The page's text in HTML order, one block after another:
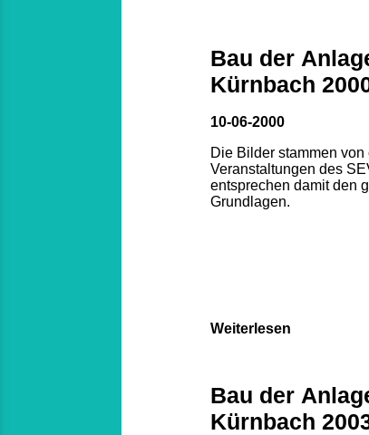
Bau der
Kürnbach
10-06-2000
Die Bilder stammen von
Veranstaltungen des
entsprechen damit den
Grundlagen.
Weiterlesen
Bau der
Kürnbach